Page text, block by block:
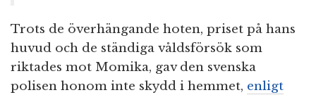
Trots de överhängande hoten, priset på hans
huvud och de ständiga våldsförsök som
riktades mot Momika, gav den svenska
polisen honom inte skydd i hemmet, enligt